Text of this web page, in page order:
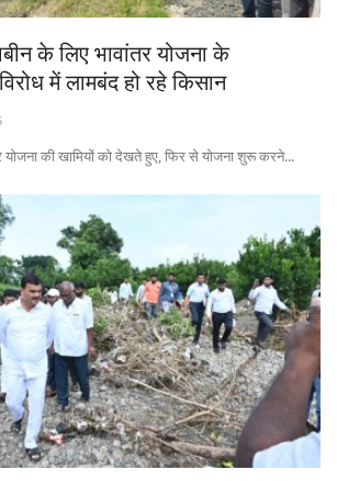
के लिए भावांतर योजना के
में लामबंद हो रहे किसान
योजना की खामियों को देखते हुए, फिर से योजना शुरू करने...